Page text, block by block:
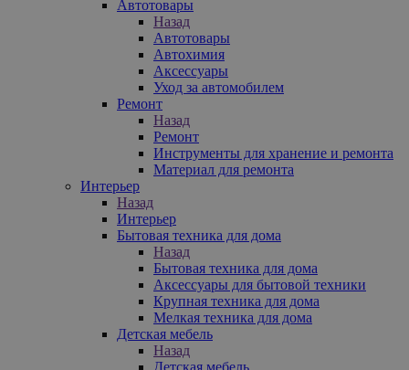
Автотовары
Назад
Автотовары
Автохимия
Аксессуары
Уход за автомобилем
Ремонт
Назад
Ремонт
Инструменты для хранение и ремонта
Материал для ремонта
Интерьер
Назад
Интерьер
Бытовая техника для дома
Назад
Бытовая техника для дома
Аксессуары для бытовой техники
Крупная техника для дома
Мелкая техника для дома
Детская мебель
Назад
Детская мебель